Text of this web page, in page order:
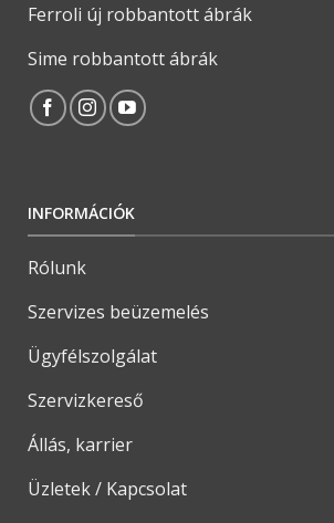
Ferroli új robbantott ábrák
Sime robbantott ábrák
INFORMÁCIÓK
Rólunk
Szervizes beüzemelés
Ügyfélszolgálat
Szervizkereső
Állás, karrier
Üzletek / Kapcsolat